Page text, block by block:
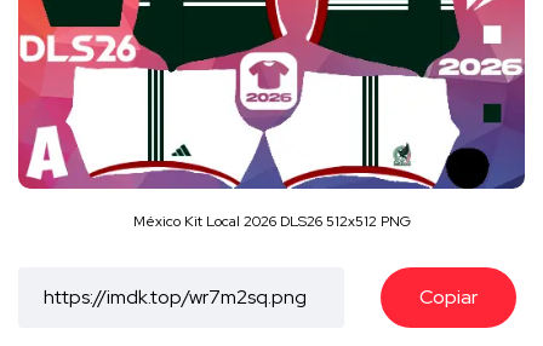
México Kit Local 2026 DLS26 512x512 PNG
Copiar